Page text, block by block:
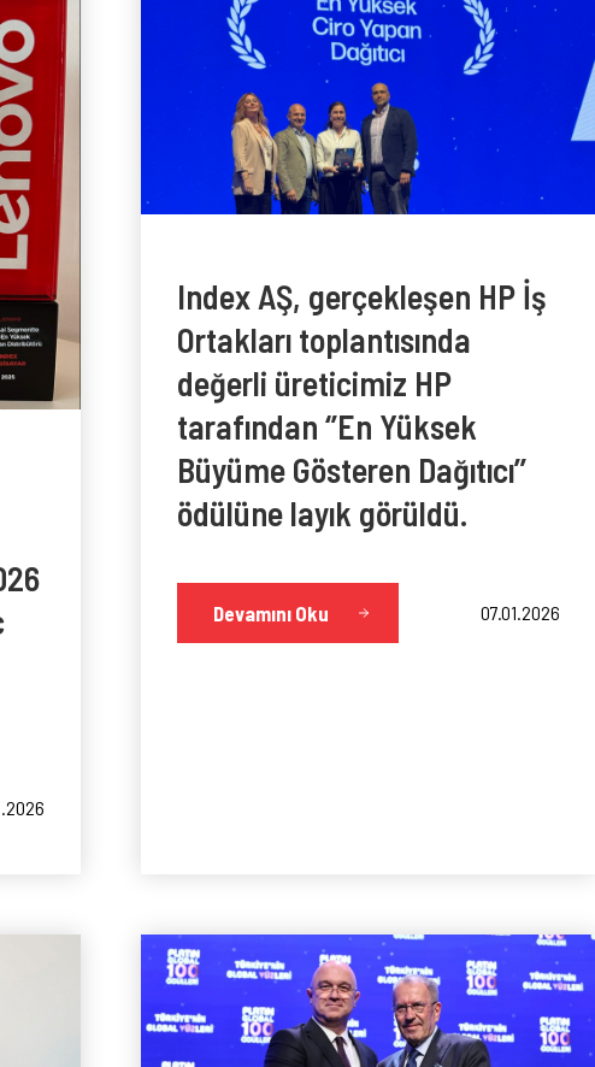
Index AŞ, gerçekleşen HP İş
Ortakları toplantısında
değerli üreticimiz HP
tarafından ‘’En Yüksek
Büyüme Gösteren Dağıtıcı’’
ödülüne layık görüldü.
Devamını Oku 07.01.2026